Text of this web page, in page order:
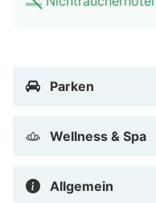
Parken
Wellness & Spa
Allgemein